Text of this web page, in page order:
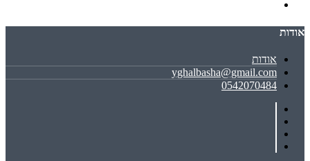
אודות
אודות
yghalbasha@gmail.com
0542070484